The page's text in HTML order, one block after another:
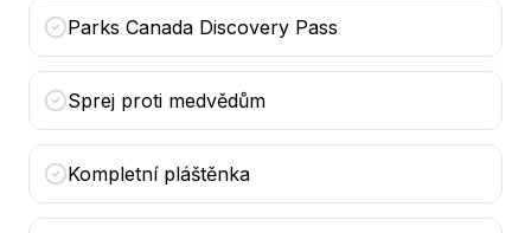
Parks Canada Discovery Pass
Sprej proti medvědům
Kompletní pláštěnka